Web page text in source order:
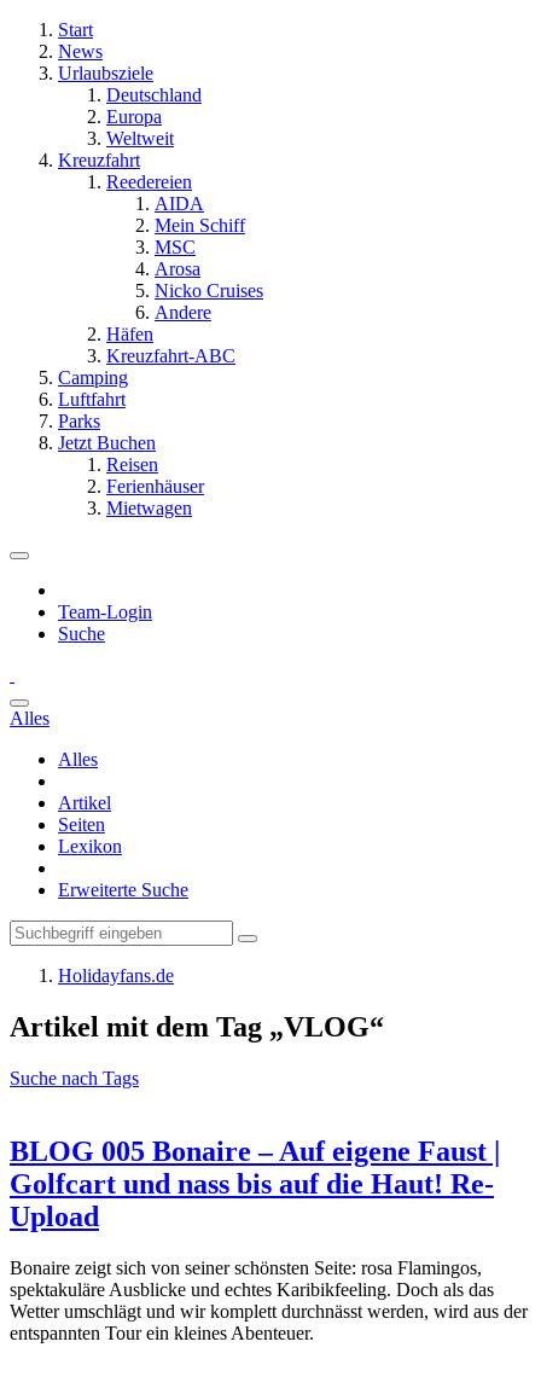
Start
News
Urlaubsziele
Deutschland
Europa
Weltweit
Kreuzfahrt
Reedereien
AIDA
Mein Schiff
MSC
Arosa
Nicko Cruises
Andere
Häfen
Kreuzfahrt-ABC
Camping
Luftfahrt
Parks
Jetzt Buchen
Reisen
Ferienhäuser
Mietwagen
Team-Login
Suche
Alles
Alles
Artikel
Seiten
Lexikon
Erweiterte Suche
Holidayfans.de
Artikel mit dem Tag „VLOG“
Suche nach Tags
BLOG 005 Bonaire – Auf eigene Faust |
Golfcart und nass bis auf die Haut! Re-
Upload
Bonaire zeigt sich von seiner schönsten Seite: rosa Flamingos,
spektakuläre Ausblicke und echtes Karibikfeeling. Doch als das
Wetter umschlägt und wir komplett durchnässt werden, wird aus der
entspannten Tour ein kleines Abenteuer.